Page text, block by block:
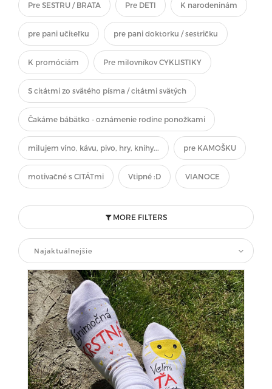
Pre SESTRU / BRATA Pre DETI K narodeninám
pre pani učiteľku pre pani doktorku / sestričku
K promóciám Pre milovníkov CYKLISTIKY
S citátmi zo svätého písma / citátmi svätých
Čakáme bábätko - oznámenie rodine ponožkami
milujem víno, kávu, pivo, hry, knihy... pre KAMOŠKU
motivačné s CITÁTmi Vtipné :D VIANOCE
MORE FILTERS
Najaktuálnejšie